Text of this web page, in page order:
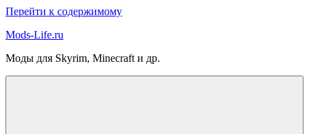
Перейти к содержимому
Mods-Life.ru
Моды для Skyrim, Minecraft и др.